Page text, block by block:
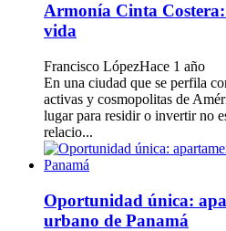
Armonía Cinta
vida
Francisco LópezHace 1 año
En una ciudad que se perfila
activas y cosmopolitas de
lugar para residir o invertir no
relacio...
Oportunidad única:
urbano de Panamá